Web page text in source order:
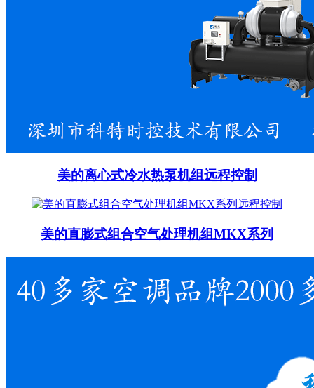
美的离心式冷水热泵机组远程控制
美的直膨式组合空气处理机组MKX系列